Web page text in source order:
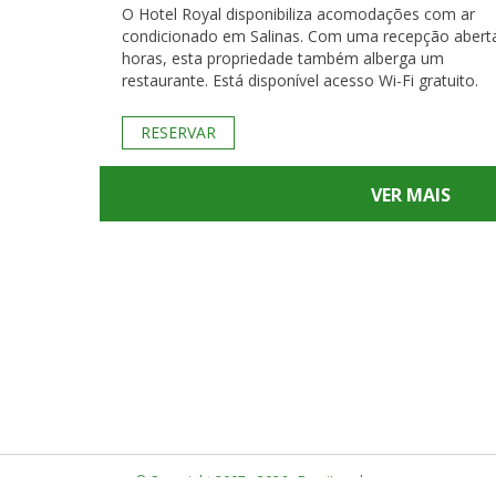
O Hotel Royal disponibiliza acomodações com ar
condicionado em Salinas. Com uma recepção
horas, esta propriedade também alberga um
restaurante. Está disponível acesso Wi-Fi gratuito.
RESERVAR
VER MAIS
© Copyright 2007 - 2026 · BrasiLocal